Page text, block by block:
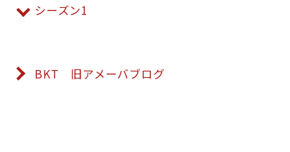
シーズン1
BKT 旧アメーバブログ